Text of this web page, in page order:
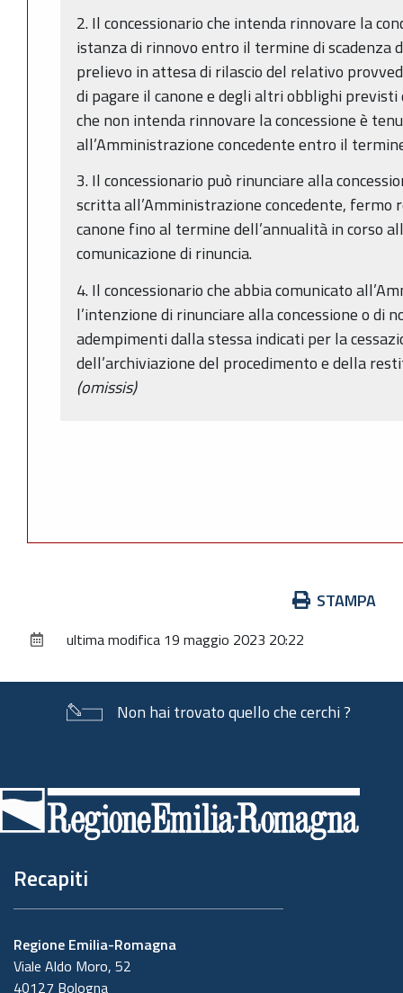
2. Il concessionario che intenda rinnovare la
istanza di rinnovo entro il termine di scadenza
prelievo in attesa di rilascio del relativo
di pagare il canone e degli altri obblighi previsti
che non intenda rinnovare la concessione è
all’Amministrazione concedente entro il
3. Il concessionario può rinunciare alla
scritta all’Amministrazione concedente, fermo
canone fino al termine dell’annualità in corso
comunicazione di rinuncia.
4. Il concessionario che abbia comunicato
l’intenzione di rinunciare alla concessione o di
adempimenti dalla stessa indicati per la
dell’archiviazione del procedimento e della
(omissis)
documento
STAMPA
ultima modifica 19 maggio 2023 20:22
Non hai trovato quello che cerchi ?
di
pagina
Recapiti
Regione Emilia-Romagna
Viale Aldo Moro, 52
40127 Bologna